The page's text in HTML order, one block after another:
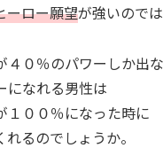
ーロー願望が強いので
４０％のパワーしか出
になれる男性は
１００％になった時に
れるのでしょうか。